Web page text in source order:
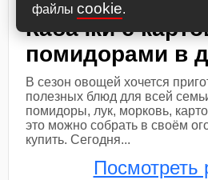
файлы cookie.
Кабачки с
помидорами в
В сезон овощей хочется
полезных блюд для всей
помидоры, лук, морковь,
это можно собрать в своём
купить. Сегодня...
Посмотреть